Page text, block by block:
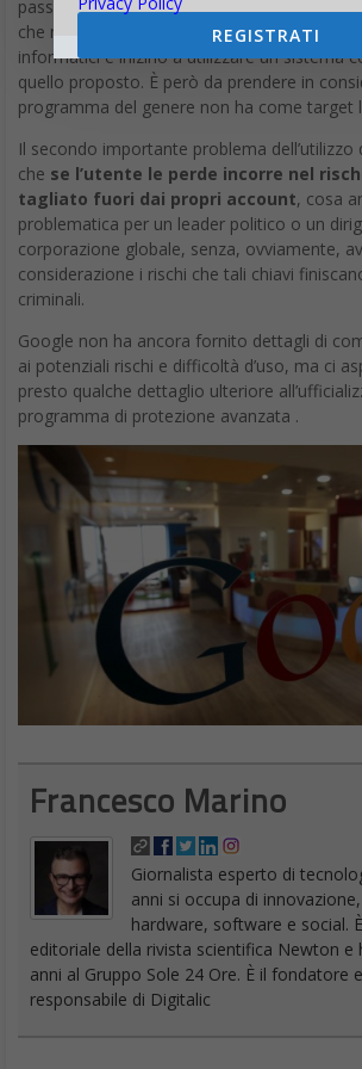
password come “123456” e “qwerty”, è
che molti improvvisamente prendano
informatici e inizino a utilizzare un sistema
quello proposto. È però da prendere in
programma del genere non ha come target
Il secondo importante problema dell’utilizzo
che se l’utente le perde incorre nel
tagliato fuori dai propri account, cosa
problematica per un leader politico o un
corporazione globale, senza, ovviamente,
considerazione i rischi che tali chiavi
criminali.
Google non ha ancora fornito dettagli di
ai potenziali rischi e difficoltà d’uso, ma ci
presto qualche dettaglio ulteriore
programma di protezione avanzata .
Francesco Marino
Giornalista esperto di
anni si occupa di
hardware, software e social.
editoriale della rivista scientifica Newton e
anni al Gruppo Sole 24 Ore. È il fondatore
responsabile di Digitalic
REGISTRATI